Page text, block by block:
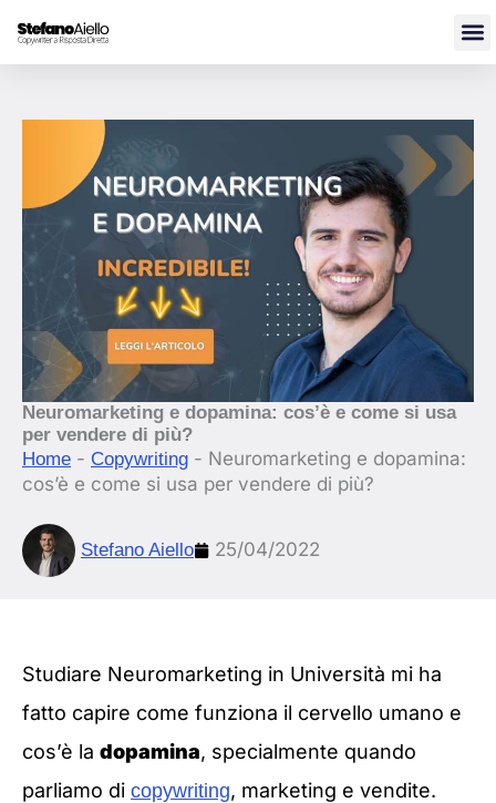
contenuto
Neuromarketing e dopamina: cos’è e come si usa
per vendere di più?
Home - Copywriting - Neuromarketing e dopamina:
cos’è e come si usa per vendere di più?
Stefano Aiello 25/04/2022
Studiare Neuromarketing in Università mi ha
fatto capire come funziona il cervello umano e
cos’è la dopamina, specialmente quando
parliamo di copywriting, marketing e vendite.